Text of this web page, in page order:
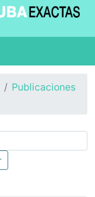
Publicaciones